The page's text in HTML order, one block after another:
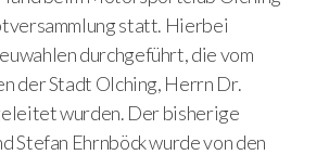
statt. Hierbei
durchgeführt, die vom
der Stadt Olching, Herrn Dr.
wurden. Der bisherige
Stefan Ehrnböck wurde von den